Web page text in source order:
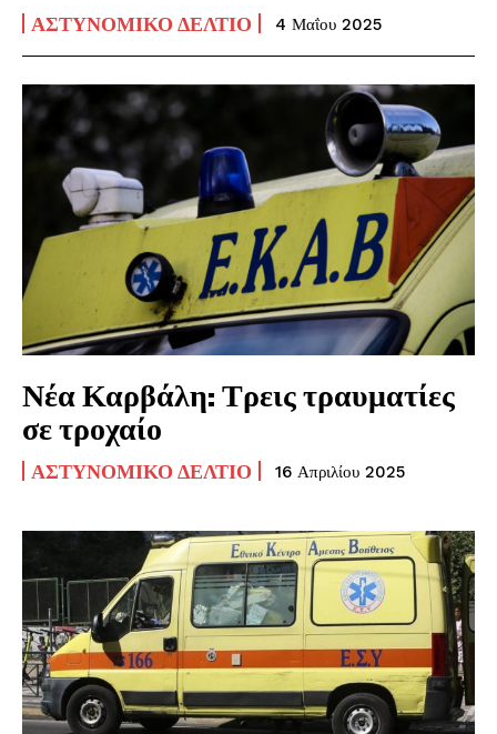
ΑΣΤΥΝΟΜΙΚΌ ΔΕΛΤΊΟ 4 Μαΐου 2025
Νέα Καρβάλη: Τρεις τραυματίες
σε τροχαίο
ΑΣΤΥΝΟΜΙΚΌ ΔΕΛΤΊΟ 16 Απριλίου 2025